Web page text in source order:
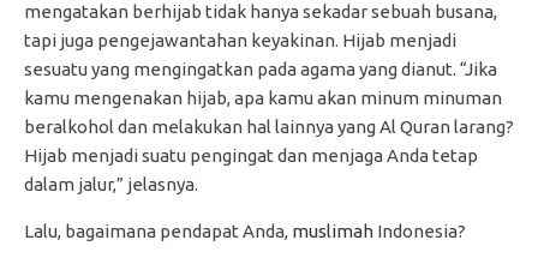
mengatakan berhijab tidak hanya sekadar sebuah busana,
tapi juga pengejawantahan keyakinan. Hijab menjadi
sesuatu yang mengingatkan pada agama yang dianut. “Jika
kamu mengenakan hijab, apa kamu akan minum minuman
beralkohol dan melakukan hal lainnya yang Al Quran larang?
Hijab menjadi suatu pengingat dan menjaga Anda tetap
dalam jalur,” jelasnya.
Lalu, bagaimana pendapat Anda, muslimah Indonesia?